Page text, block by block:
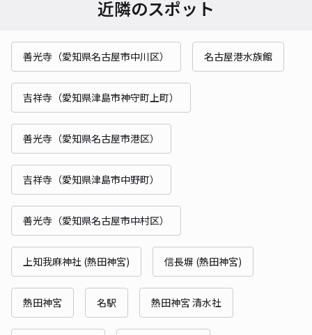
近隣のスポット
善光寺（愛知県名古屋市中川区） 名古屋港水族館
吉祥寺（愛知県津島市神守町上町）
善光寺（愛知県名古屋市港区）
吉祥寺（愛知県津島市中野町）
善光寺（愛知県名古屋市中村区）
上知我麻神社 (熱田神宮) 信長塀 (熱田神宮)
熱田神宮 名駅 熱田神宮 清水社